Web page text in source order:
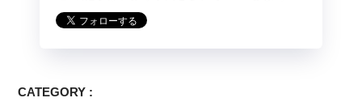
CATEGORY :